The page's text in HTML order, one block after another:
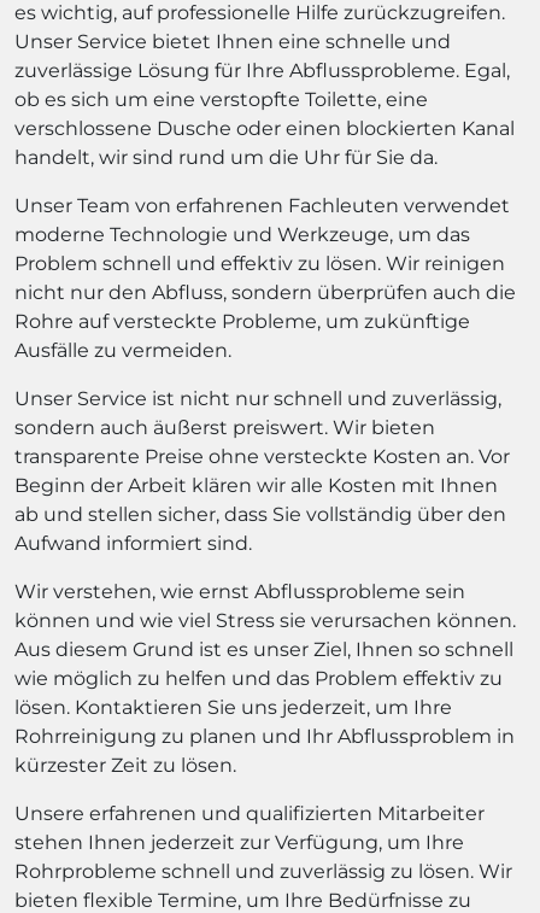
es wichtig, auf professionelle Hilfe zurückzugreifen.
Unser Service bietet Ihnen eine schnelle und
zuverlässige Lösung für Ihre Abflussprobleme. Egal,
ob es sich um eine verstopfte Toilette, eine
verschlossene Dusche oder einen blockierten Kanal
handelt, wir sind rund um die Uhr für Sie da.
Unser Team von erfahrenen Fachleuten verwendet
moderne Technologie und Werkzeuge, um das
Problem schnell und effektiv zu lösen. Wir reinigen
nicht nur den Abfluss, sondern überprüfen auch die
Rohre auf versteckte Probleme, um zukünftige
Ausfälle zu vermeiden.
Unser Service ist nicht nur schnell und zuverlässig,
sondern auch äußerst preiswert. Wir bieten
transparente Preise ohne versteckte Kosten an. Vor
Beginn der Arbeit klären wir alle Kosten mit Ihnen
ab und stellen sicher, dass Sie vollständig über den
Aufwand informiert sind.
Wir verstehen, wie ernst Abflussprobleme sein
können und wie viel Stress sie verursachen können.
Aus diesem Grund ist es unser Ziel, Ihnen so schnell
wie möglich zu helfen und das Problem effektiv zu
lösen. Kontaktieren Sie uns jederzeit, um Ihre
Rohrreinigung zu planen und Ihr Abflussproblem in
kürzester Zeit zu lösen.
Unsere erfahrenen und qualifizierten Mitarbeiter
stehen Ihnen jederzeit zur Verfügung, um Ihre
Rohrprobleme schnell und zuverlässig zu lösen. Wir
bieten flexible Termine, um Ihre Bedürfnisse zu